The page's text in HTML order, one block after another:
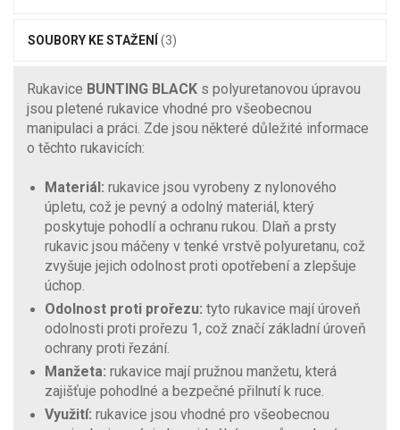
SOUBORY KE STAŽENÍ (3)
Rukavice BUNTING BLACK s polyuretanovou úpravou
jsou pletené rukavice vhodné pro všeobecnou
manipulaci a práci. Zde jsou některé důležité informace
o těchto rukavicích:
Materiál: rukavice jsou vyrobeny z nylonového
úpletu, což je pevný a odolný materiál, který
poskytuje pohodlí a ochranu rukou. Dlaň a prsty
rukavic jsou máčeny v tenké vrstvě polyuretanu, což
zvyšuje jejich odolnost proti opotřebení a zlepšuje
úchop.
Odolnost proti prořezu: tyto rukavice mají úroveň
odolnosti proti prořezu 1, což značí základní úroveň
ochrany proti řezání.
Manžeta: rukavice mají pružnou manžetu, která
zajišťuje pohodlné a bezpečné přilnutí k ruce.
Využití: rukavice jsou vhodné pro všeobecnou